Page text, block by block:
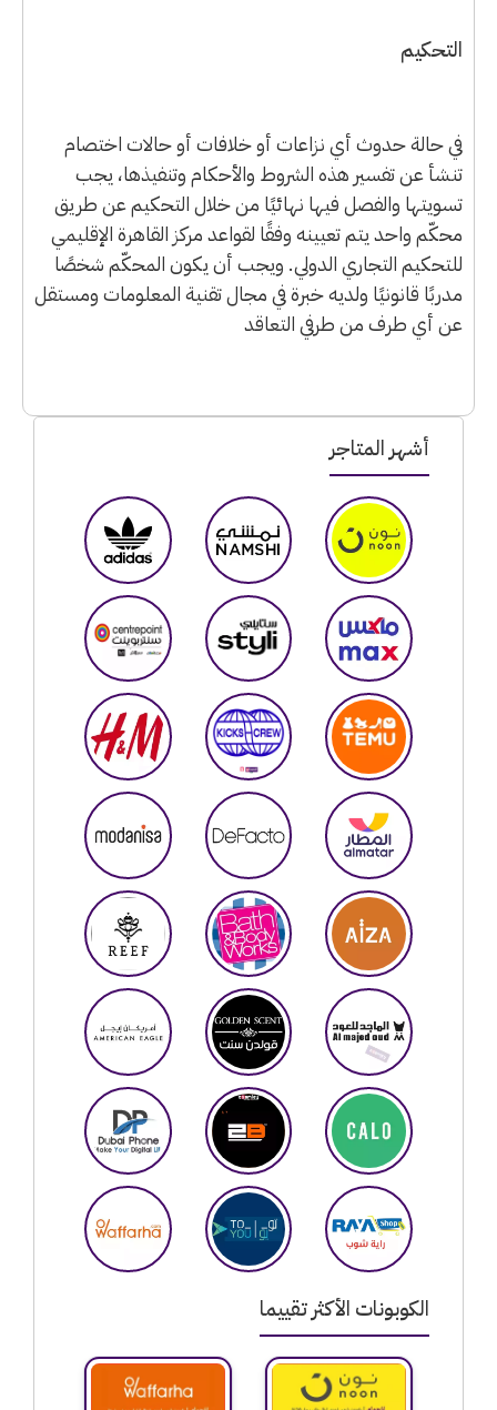
أشهر المتاجر
الكوبونات الأكثر تقييما
التحكيم
في حالة حدوث أي نزاعات أو خلافات أو حالات اختصام
تنشأ عن تفسير هذه الشروط والأحكام وتنفيذها، يجب
تسويتها والفصل فيها نهائيًا من خلال التحكيم عن طريق
محكّم واحد يتم تعيينه وفقًا لقواعد مركز القاهرة الإقليمي
للتحكيم التجاري الدولي. ويجب أن يكون المحكّم شخصًا
مدربًا قانونيًا ولديه خبرة في مجال تقنية المعلومات ومستقل
عن أي طرف من طرفي التعاقد